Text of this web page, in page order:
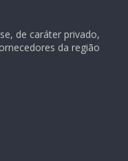
de caráter privado,
da região